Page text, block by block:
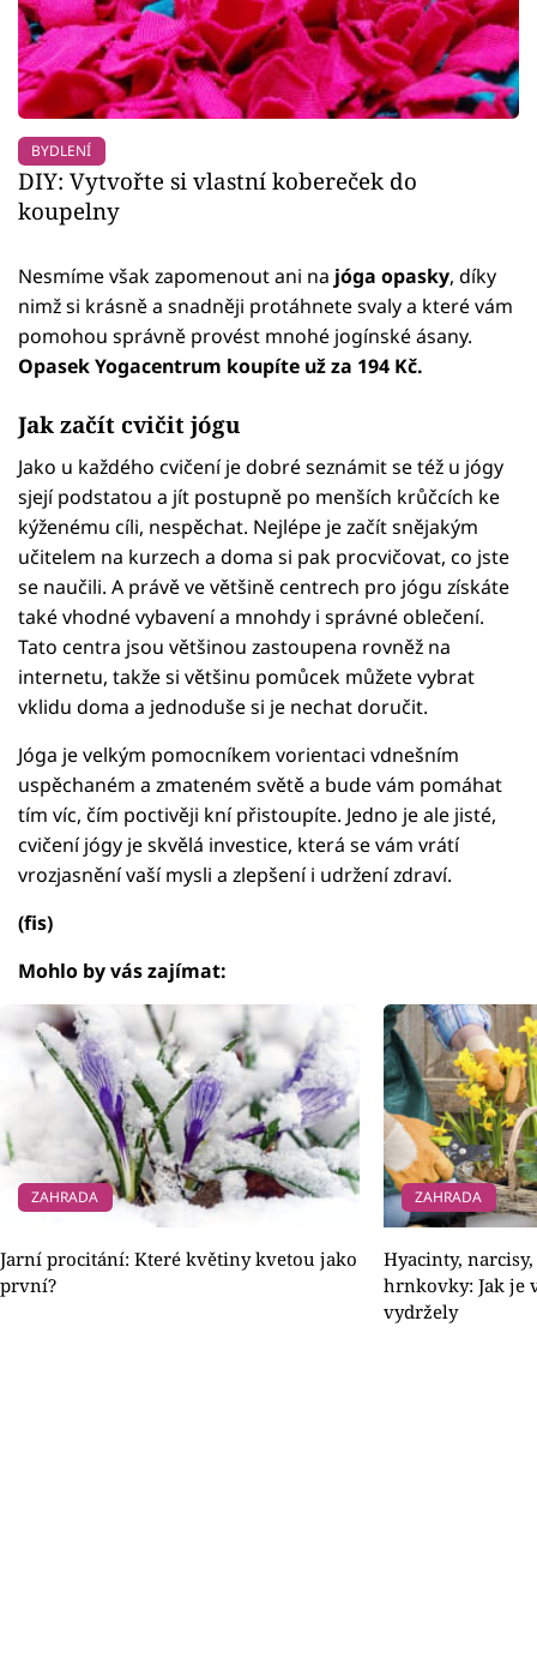
BYDLENÍ
DIY: Vytvořte si vlastní kobereček do
koupelny
Nesmíme však zapomenout ani na jóga opasky, díky
nimž si krásně a snadněji protáhnete svaly a které vám
pomohou správně provést mnohé jogínské ásany.
Opasek Yogacentrum koupíte už za 194 Kč.
Jak začít cvičit jógu
Jako u každého cvičení je dobré seznámit se též u jógy
sjejí podstatou a jít postupně po menších krůčcích ke
kýženému cíli, nespěchat. Nejlépe je začít snějakým
učitelem na kurzech a doma si pak procvičovat, co jste
se naučili. A právě ve většině centrech pro jógu získáte
také vhodné vybavení a mnohdy i správné oblečení.
Tato centra jsou většinou zastoupena rovněž na
internetu, takže si většinu pomůcek můžete vybrat
vklidu doma a jednoduše si je nechat doručit.
Jóga je velkým pomocníkem vorientaci vdnešním
uspěchaném a zmateném světě a bude vám pomáhat
tím víc, čím poctivěji kní přistoupíte. Jedno je ale jisté,
cvičení jógy je skvělá investice, která se vám vrátí
vrozjasnění vaší mysli a zlepšení i udržení zdraví.
(fis)
Mohlo by vás zajímat:
ZAHRADA
Jarní procitání: Které květiny kvetou jako
první?
ZAHRADA
Hyacinty,
hrnkovky: Jak je
vydržely